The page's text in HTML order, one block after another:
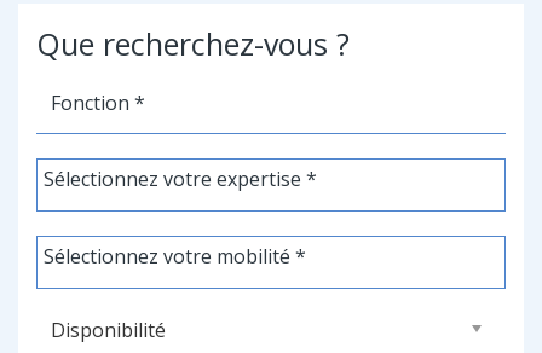
Que recherchez-vous ?